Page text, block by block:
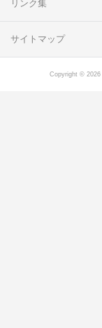
リンク集
サイトマップ
Copyright © 2026